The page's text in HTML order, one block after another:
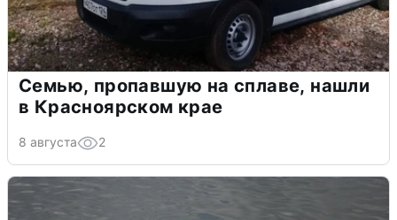
Семью, пропавшую на сплаве, нашли
в Красноярском крае
8 августа 2